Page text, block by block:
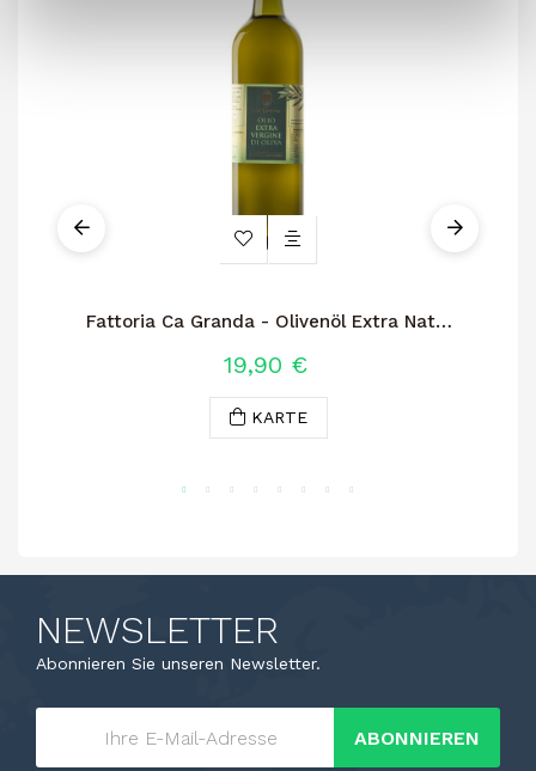
Fattoria Ca Granda - Olivenöl Extra Nativ
19,90 €
KARTE
NEWSLETTER
Abonnieren Sie unseren Newsletter.
ABONNIEREN